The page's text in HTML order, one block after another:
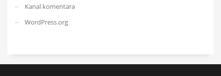
Kanal komentara
WordPress.org